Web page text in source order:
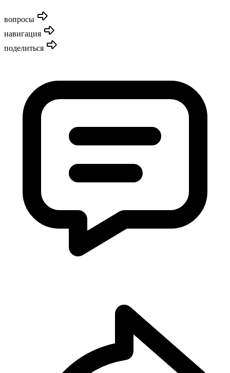
вопросы
навигация
поделиться